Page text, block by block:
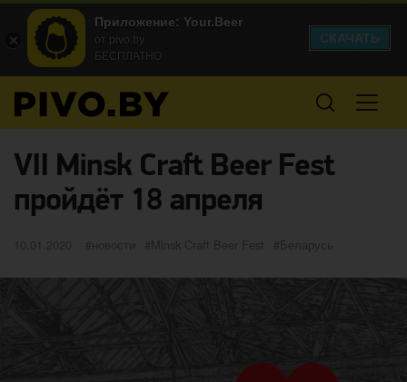
VII Minsk Craft Beer Fest
пройдёт 18 апреля
Опубликовано
10.01.2020 категории
новости Метки
Minsk Craft Beer Fest Беларусь
Приложение: Your.Beer
от pivo.by
БЕСПЛАТНО
СКАЧАТЬ